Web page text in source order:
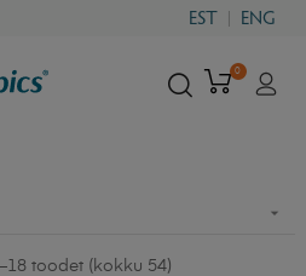
EST ENG
0

toodet (kokku 54)